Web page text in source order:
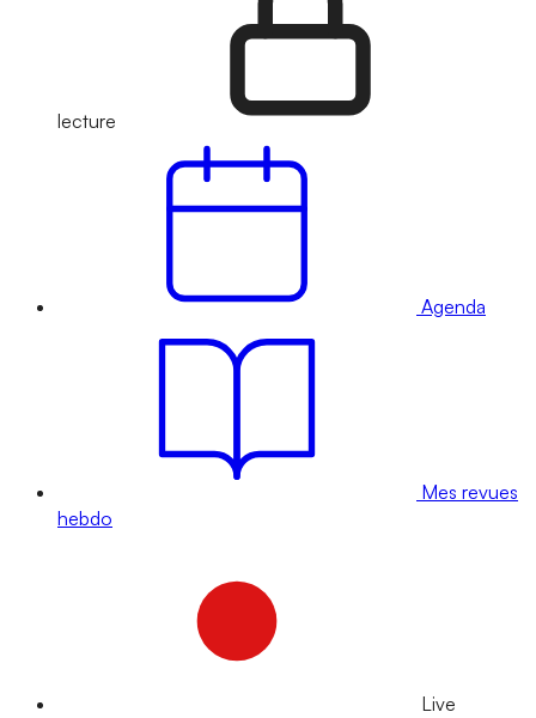
lecture
Agenda
Mes revues
hebdo
Live